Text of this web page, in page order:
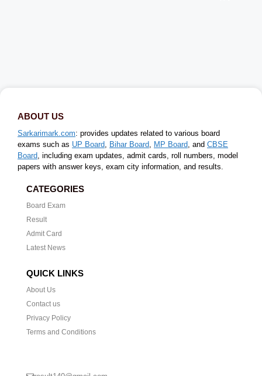
ABOUT US
Sarkarimark.com: provides updates related to various board
exams such as UP Board, Bihar Board, MP Board, and CBSE
Board, including exam updates, admit cards, roll numbers, model
papers with answer keys, exam city information, and results.
CATEGORIES
Board Exam
Result
Admit Card
Latest News
QUICK LINKS
About Us
Contact us
Privacy Policy
Terms and Conditions